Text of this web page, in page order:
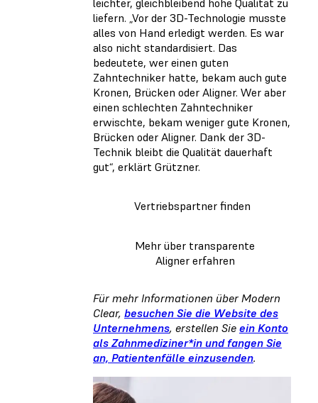
leichter, gleichbleibend hohe Qualität zu
liefern. „Vor der 3D-Technologie musste
alles von Hand erledigt werden. Es war
also nicht standardisiert. Das
bedeutete, wer einen guten
Zahntechniker hatte, bekam auch gute
Kronen, Brücken oder Aligner. Wer aber
einen schlechten Zahntechniker
erwischte, bekam weniger gute Kronen,
Brücken oder Aligner. Dank der 3D-
Technik bleibt die Qualität dauerhaft
gut“, erklärt Grützner.
Vertriebspartner finden
Mehr über transparente
Aligner erfahren
Für mehr Informationen über Modern
Clear, besuchen Sie die Website des
Unternehmens, erstellen Sie ein Konto
als Zahnmediziner*in und fangen Sie
an, Patientenfälle einzusenden.